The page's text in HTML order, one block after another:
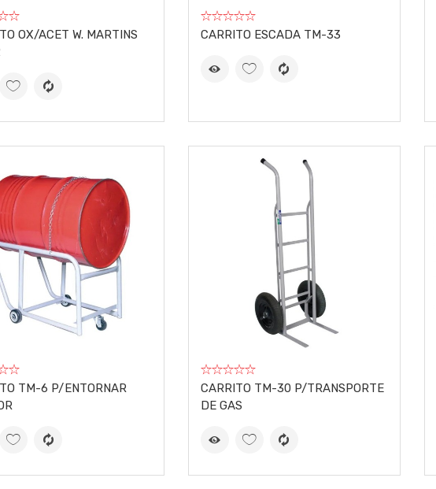
OX/ACET W. MARTINS
CARRITO ESCADA TM-33
TM-6 P/ENTORNAR
CARRITO TM-30 P/TRANSPORTE
DE GAS